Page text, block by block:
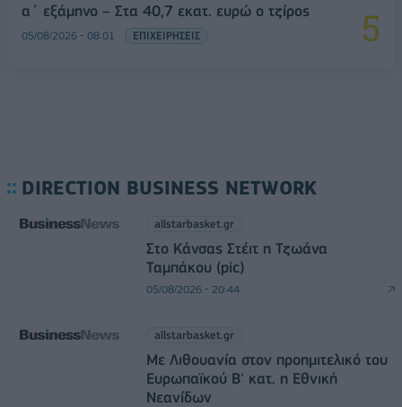
α΄ εξάμηνο – Στα 40,7 εκατ. ευρώ ο τζίρος
05/08/2026 - 08:01 ΕΠΙΧΕΙΡΗΣΕΙΣ
DIRECTION BUSINESS NETWORK
allstarbasket.gr
Στο Κάνσας Στέιτ η Τζωάνα
Ταμπάκου (pic)
05/08/2026 - 20:44
allstarbasket.gr
Με Λιθουανία στον προημιτελικό του
Ευρωπαϊκού Β' κατ. η Εθνική
Νεανίδων